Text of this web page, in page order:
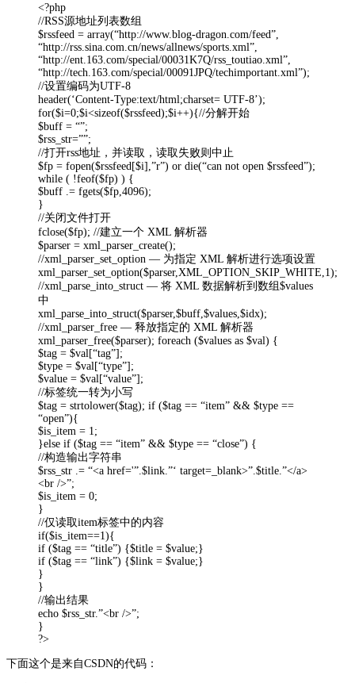
<?php
//RSS源地址列表数组
$rssfeed = array(“http://www.blog-dragon.com/feed”,
“http://rss.sina.com.cn/news/allnews/sports.xml”,
“http://ent.163.com/special/00031K7Q/rss_toutiao.xml”,
“http://tech.163.com/special/00091JPQ/techimportant.xml”);
//设置编码为UTF-8
header(‘Content-Type:text/html;charset= UTF-8’);
for($i=0;$i<sizeof($rssfeed);$i++){//分解开始
$buff = “”;
$rss_str=””;
//打开rss地址，并读取，读取失败则中止
$fp = fopen($rssfeed[$i],”r”) or die(“can not open $rssfeed”);
while ( !feof($fp) ) {
$buff .= fgets($fp,4096);
}
//关闭文件打开
fclose($fp); //建立一个 XML 解析器
$parser = xml_parser_create();
//xml_parser_set_option — 为指定 XML 解析进行选项设置
xml_parser_set_option($parser,XML_OPTION_SKIP_WHITE,1);
//xml_parse_into_struct — 将 XML 数据解析到数组$values
中
xml_parse_into_struct($parser,$buff,$values,$idx);
//xml_parser_free — 释放指定的 XML 解析器
xml_parser_free($parser); foreach ($values as $val) {
$tag = $val[“tag”];
$type = $val[“type”];
$value = $val[“value”];
//标签统一转为小写
$tag = strtolower($tag); if ($tag == “item” && $type ==
“open”){
$is_item = 1;
}else if ($tag == “item” && $type == “close”) {
//构造输出字符串
$rss_str .= “<a href='”.$link.”‘ target=_blank>”.$title.”</a>
<br />”;
$is_item = 0;
}
//仅读取item标签中的内容
if($is_item==1){
if ($tag == “title”) {$title = $value;}
if ($tag == “link”) {$link = $value;}
}
}
//输出结果
echo $rss_str.”<br />”;
}
?>
下面这个是来自CSDN的代码：